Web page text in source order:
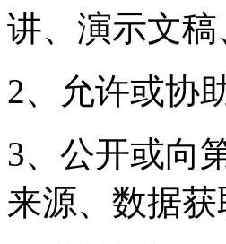
讲、演示文
2、允许或协
3、公开或向
来源、数据